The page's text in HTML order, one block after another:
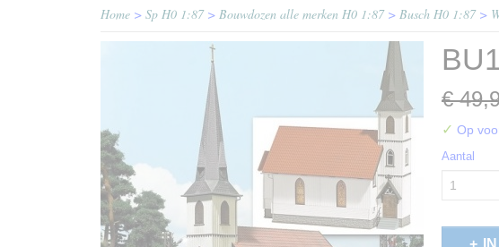
Home > Sp H0 1:87> Bouwdozen alle merken H0 1:87> Busch H0 1:87>
€
✓ Op
Aantal